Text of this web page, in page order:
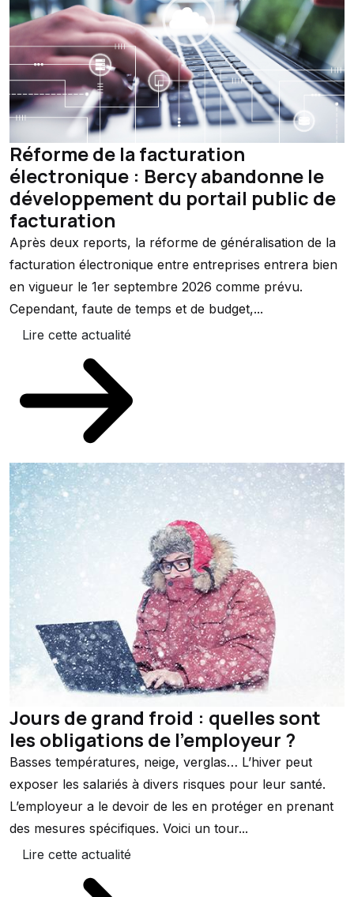
Réforme de la facturation
électronique : Bercy abandonne le
développement du portail public de
facturation
Après deux reports, la réforme de généralisation de la
facturation électronique entre entreprises entrera bien
en vigueur le 1er septembre 2026 comme prévu.
Cependant, faute de temps et de budget,...
Lire cette actualité
Jours de grand froid : quelles sont
les obligations de l’employeur ?
Basses températures, neige, verglas… L’hiver peut
exposer les salariés à divers risques pour leur santé.
L’employeur a le devoir de les en protéger en prenant
des mesures spécifiques. Voici un tour...
Lire cette actualité